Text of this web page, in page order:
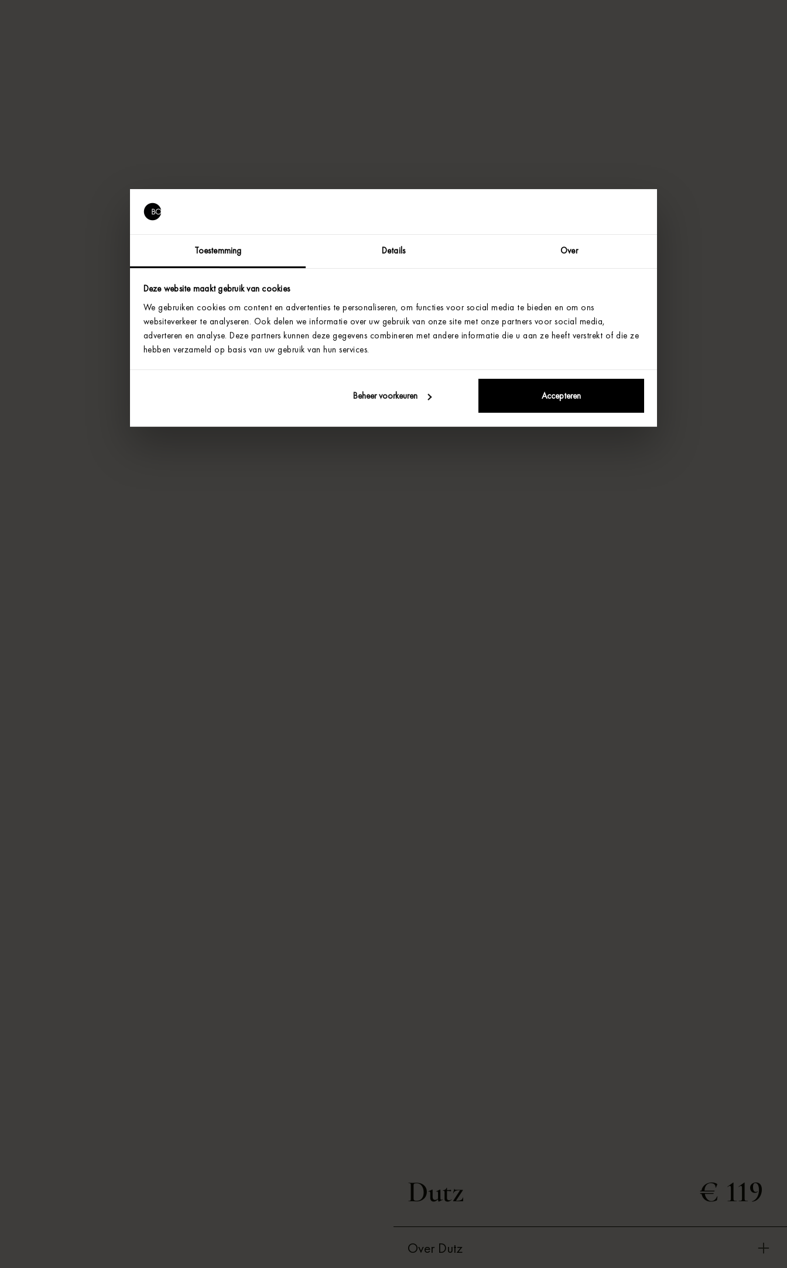
Toestemming Details Over
Deze website maakt gebruik van cookies
We gebruiken cookies om content en advertenties te personaliseren, om functies voor social media te bieden en om ons
websiteverkeer te analyseren. Ook delen we informatie over uw gebruik van onze site met onze partners voor social media,
adverteren en analyse. Deze partners kunnen deze gegevens combineren met andere informatie die u aan ze heeft verstrekt of die ze
hebben verzameld op basis van uw gebruik van hun services.
Beheer voorkeuren Accepteren
Dutz € 119
Over Dutz